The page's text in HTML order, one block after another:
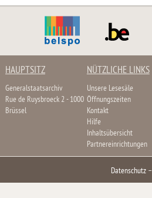
HAUPTSITZ
Generalstaatsarchiv
Rue de Ruysbroeck 2 - 1000
Brüssel
NÜTZLICHE LINKS
Unsere Lesesäle
Öffnungszeiten
Kontakt
Hilfe
Inhaltsübersicht
Partnereinrichtungen
Datenschutz –